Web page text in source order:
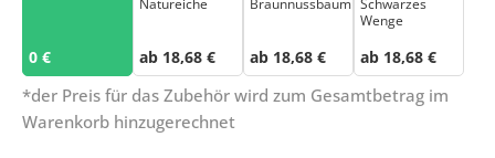
0 €
Natureiche
ab 18,68 €
Braunnussbaum
ab 18,68 €
Schwarzes
Wenge
ab 18,68 €
*der Preis für das Zubehör wird zum Gesamtbetrag im
Warenkorb hinzugerechnet